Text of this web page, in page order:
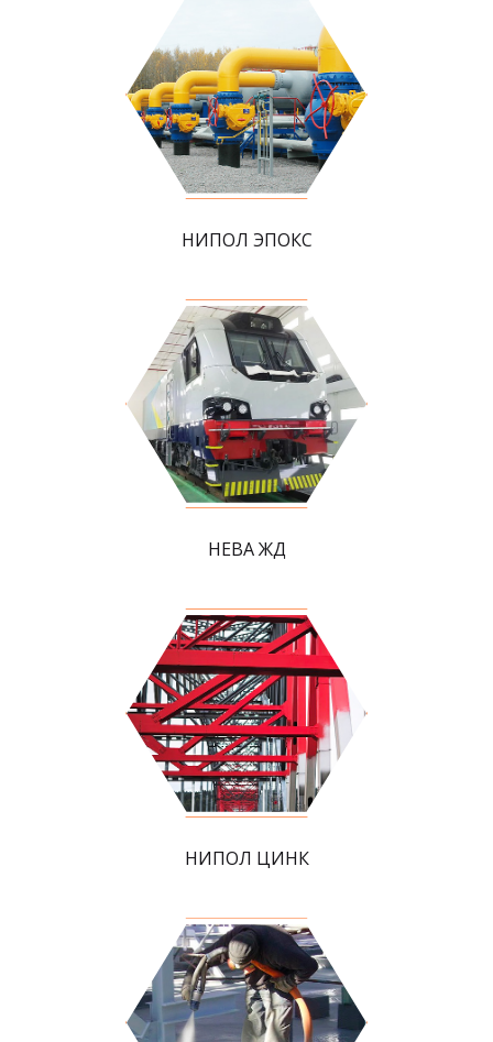
НИПОЛ ЭПОКС
НЕВА ЖД
НИПОЛ ЦИНК